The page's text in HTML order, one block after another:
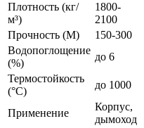
Плотность (кг/
м³)
1800-
2100
Прочность (М)
150-300
Водопоглощение
(%)
до 6
Термостойкость
(°C)
до 1000
Применение
Корпус,
дымоход